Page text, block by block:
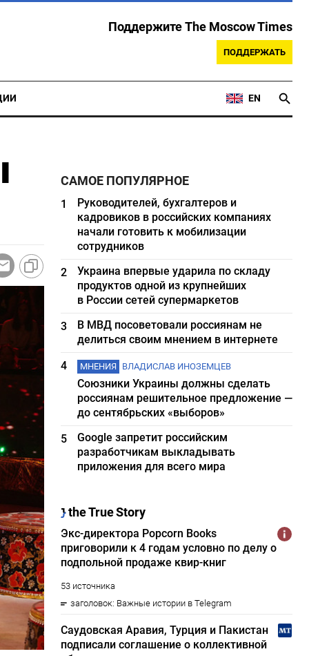
Поддержите The Moscow Times
ПОДДЕРЖАТЬ
EN
САМОЕ ПОПУЛЯРНОЕ
1
Руководителей, бухгалтеров и
кадровиков в российских компаниях
начали готовить к мобилизации
сотрудников
2
Украина впервые ударила по складу
продуктов одной из крупнейших
в России сетей супермаркетов
3
В МВД посоветовали россиянам не
делиться своим мнением в интернете
4
МНЕНИЯ ВЛАДИСЛАВ ИНОЗЕМЦЕВ
Союзники Украины должны сделать
россиянам решительное предложение —
до сентябрьских «выборов»
5
Google запретит российским
разработчикам выкладывать
приложения для всего мира